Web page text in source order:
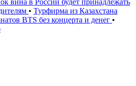
вина в России будет принадлежать
• Турфирма из Казахстана
BTS без концерта и денег •